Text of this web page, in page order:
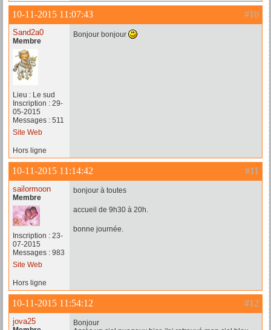
#10
10-11-2015 11:07:43
Sand2a0
Membre
Lieu : Le sud
Inscription : 29-
05-2015
Messages : 511
Site Web
Bonjour bonjour
Hors ligne
#11
10-11-2015 11:14:42
sailormoon
Membre
Inscription : 23-
07-2015
Messages : 983
Site Web
bonjour à toutes
accueil de 9h30 à 20h.
bonne journée.
Hors ligne
#12
10-11-2015 11:54:12
jova25
Bonjour